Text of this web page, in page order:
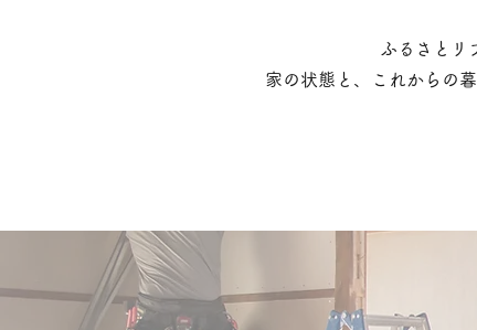
ふるさとリ
家の状態と、これからの